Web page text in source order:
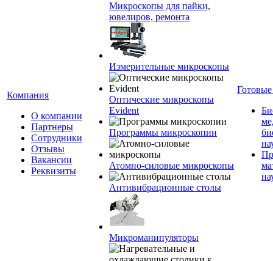
Компания
О компании
Партнеры
Сотрудники
Отзывы
Вакансии
Реквизиты
Микроскопы для пайки,
ювелиров, ремонта
Измерительные микроскопы
Оптические микроскопы
Evident
Программы микроскопии
Атомно-силовые микроскопы
Антивибрационные столы
Микроманипуляторы